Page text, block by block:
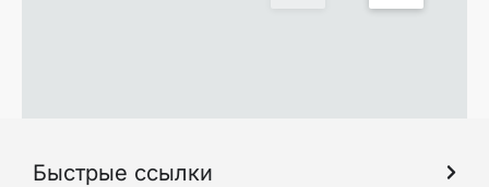
Быстрые ссылки